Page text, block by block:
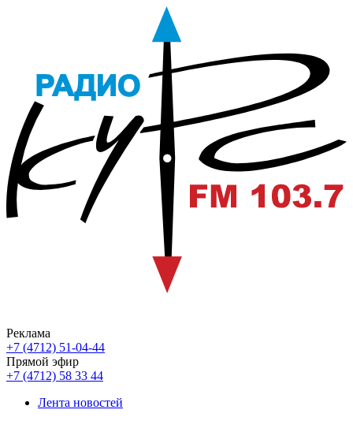
Реклама
+7 (4712) 51-04-44
Прямой эфир
+7 (4712) 58 33 44
Лента новостей